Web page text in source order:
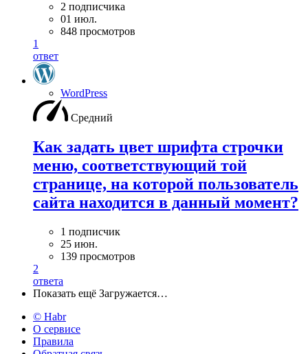
2 подписчика
01 июл.
848 просмотров
1
ответ
WordPress
Средний
Как задать цвет шрифта строчки
меню, соответствующий той
странице, на которой пользователь
сайта находится в данный момент?
1 подписчик
25 июн.
139 просмотров
2
ответа
Показать ещё Загружается…
© Habr
О сервисе
Правила